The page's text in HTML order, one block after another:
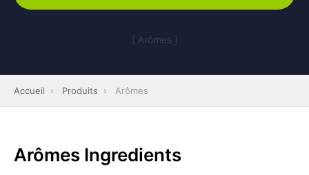
[ Arômes ]
Accueil › Produits › Arômes
Arômes Ingredients